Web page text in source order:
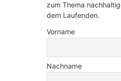
zum Thema
dem Laufenden.
Vorname
Nachname